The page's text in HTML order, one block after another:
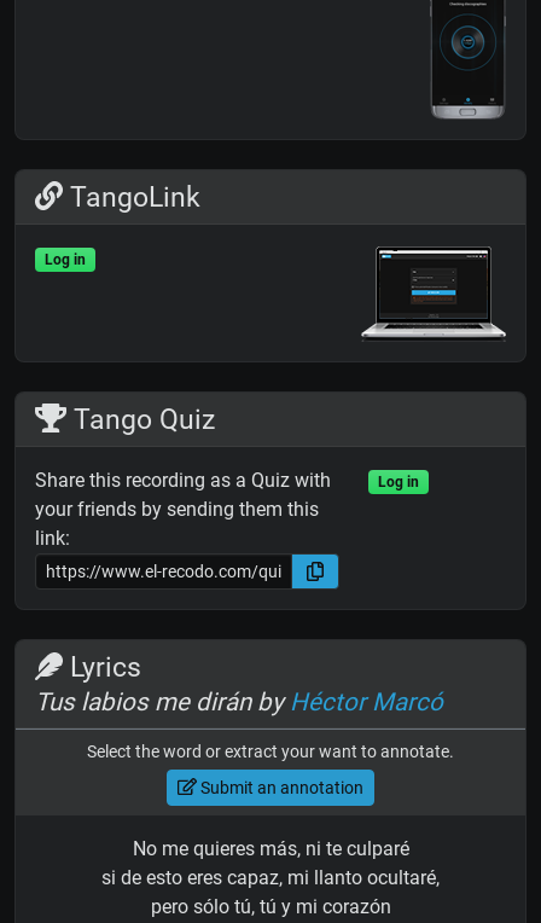
TangoLink
Log in
Tango Quiz
Share this recording as a Quiz with
your friends by sending them this
link:
Log in
Lyrics
Tus labios me dirán byHéctor Marcó
Select the word or extract your want to annotate.
Submit an annotation
No me quieres más, ni te culparé
si de esto eres capaz, mi llanto ocultaré,
pero sólo tú, tú y mi corazón